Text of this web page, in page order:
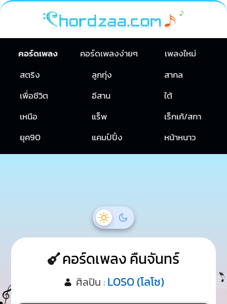
คอร์ดเพลง คอร์ดเพลงง่ายๆ
เพลงใหม่
สตริง
ลูกทุ่ง
สากล
เพื่อชีวิต
อีสาน
ใต้
เหนือ
แร็พ
เร็กเก้/สกา
ยุค90
แคมป์ปิ้ง หน้าหนาว
คอร์ดเพลง คืนจันทร์
ศิลปิน : LOSO (โลโซ)